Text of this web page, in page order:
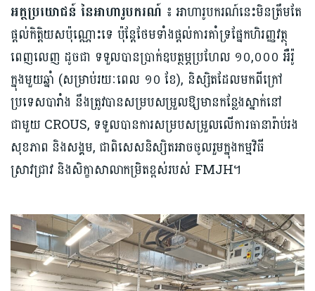
អត្ថប្រយោជន៍ នៃអាហារូបករណ៍ ៖ អាហារូបករណ៍នេះមិនត្រឹមតែ
ផ្ដល់កិត្តិយសប៉ុណ្ណោះទេ ប៉ុន្តែថែមទាំងផ្ដល់ការគាំទ្រផ្នែកហិរញ្ញវត្ថុ
ពេញលេញ ដូចជា ទទួលបានប្រាក់ឧបត្ថម្ភប្រហែល ១០,០០០ អឺរ៉ូ
ក្នុងមួយឆ្នាំ (សម្រាប់រយៈពេល ១០ ខែ), និស្សិតដែលមកពីក្រៅ
ប្រទេសបារាំង នឹងត្រូវបានសម្របសម្រួលឱ្យមានកន្លែងស្នាក់នៅ
ជាមួយ CROUS, ទទួលបានការសម្របសម្រួលលើការធានារ៉ាប់រង
សុខភាព និងសង្គម, ជាពិសេស​និស្សិតអាចចូលរួមក្នុងកម្មវិធី
ស្រាវជ្រាវ និងសិក្ខាសាលាកម្រិតខ្ពស់របស់ FMJH។